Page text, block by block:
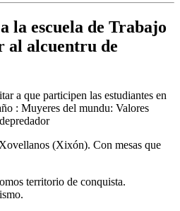
la escuela de Trabajo
al alcuentru de
a que participen las estudiantes en
: Muyeres del mundu: Valores
(Xixón). Con mesas que
territorio de conquista.